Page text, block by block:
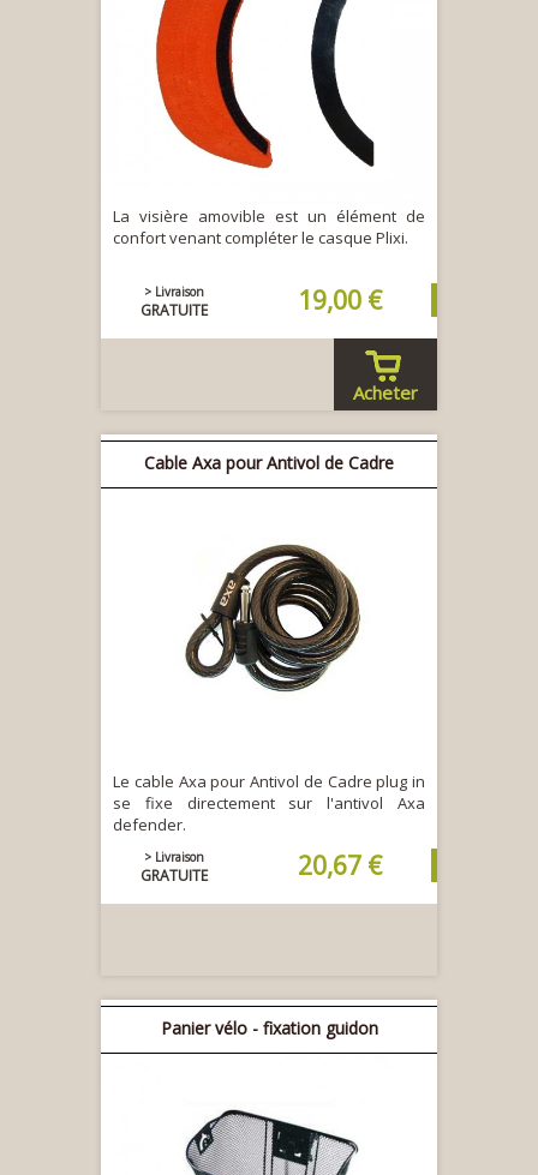
La visière amovible est un élément de
confort venant compléter le casque Plixi.
> Livraison
GRATUITE 19,00 €
Acheter
Cable Axa pour Antivol de Cadre
Le cable Axa pour Antivol de Cadre plug in
se fixe directement sur l'antivol Axa
defender.
> Livraison
GRATUITE 20,67 €
Panier vélo - fixation guidon